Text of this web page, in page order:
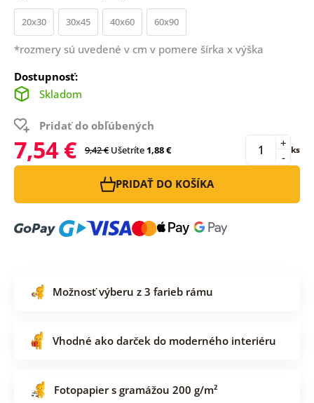
20x30 30x45 40x60 60x90
*rozmery sú uvedené v cm v pomere šírka x výška
Dostupnosť:
Skladom
Pridať do obľúbených
7,54 € 9,42 € Ušetríte1,88 € -
+ ks
PRIDAŤ DO KOŠÍKA
Možnosť výberu z 3 farieb rámu
Vhodné ako darček do moderného interiéru
Fotopapier s gramážou 200 g/m²